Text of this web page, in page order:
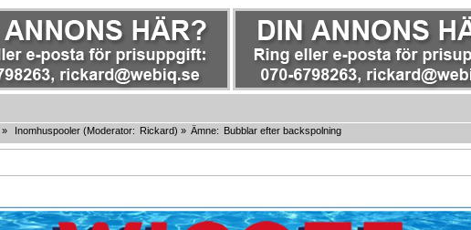
» Inomhuspooler(Moderator: Rickard) » Ämne: Bubblar efter backspolning